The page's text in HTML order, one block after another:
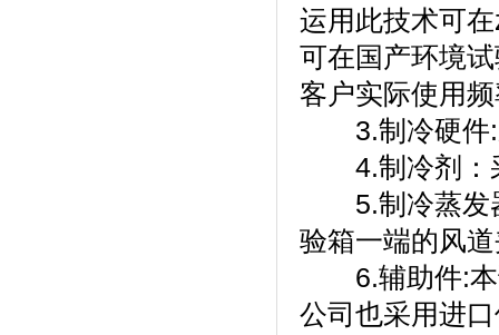
运用此技术可在
可在国产环境
客户实际使用
3.制冷硬件:采
4.制冷剂
5.制冷蒸发器
验箱一端的风道
6.辅助件:本试
公司也采用进口